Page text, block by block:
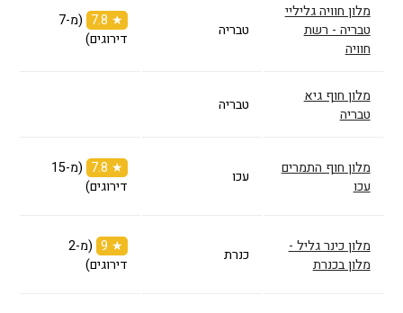
מלון חוויה גליליי
טבריה - רשת
חוויה
טבריה
★ 7.8
(מ-7
דירוגים)
מלון חוף גיא
טבריה
טבריה
מלון חוף התמרים
עכו
עכו ★ 7.8
(מ-15
דירוגים)
מלון כינר גליל -
מלון בכנרת
כנרת ★ 9
(מ-2
דירוגים)